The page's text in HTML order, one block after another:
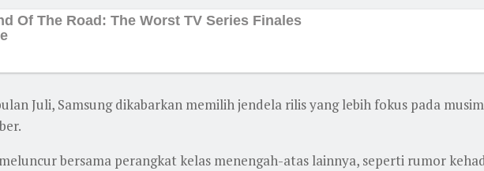
Juli, Samsung dikabarkan memilih jendela rilis yang lebih fokus pada
bersama perangkat kelas menengah-atas lainnya, seperti rumor